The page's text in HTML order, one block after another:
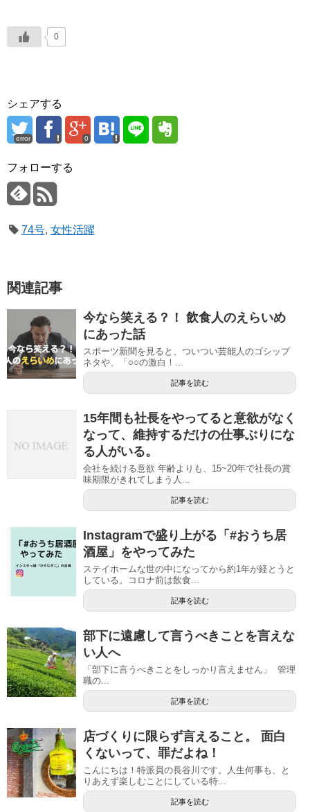
0
シェアする
error 0
フォローする
74号, 女性活躍
関連記事
今なら笑える？！ 飲食人のえらいめ
にあった話
スポーツ新聞を見ると、ついつい芸能人のゴシップ
ネタや、「○○の激白！...
記事を読む
15年間も社長をやってると意欲がなく
なって、維持するだけの仕事ぶりにな
る人がいる。
会社を続ける意欲 年齢よりも、15~20年で社長の賞
味期限がきれてしまう人...
記事を読む
Instagramで盛り上がる「#おうち居
酒屋」をやってみた
ステイホームな世の中になってから約1年が経とうと
している。コロナ前は飲食...
記事を読む
部下に遠慮して言うべきことを言えな
い人へ
「部下に言うべきことをしっかり言えません」 管理
職の...
記事を読む
店づくりに限らず言えること。 面白
くないって、罪だよね！
こんにちは！特派員の長谷川です。人生何事も、と
りあえず楽しむことにしている特...
記事を読む